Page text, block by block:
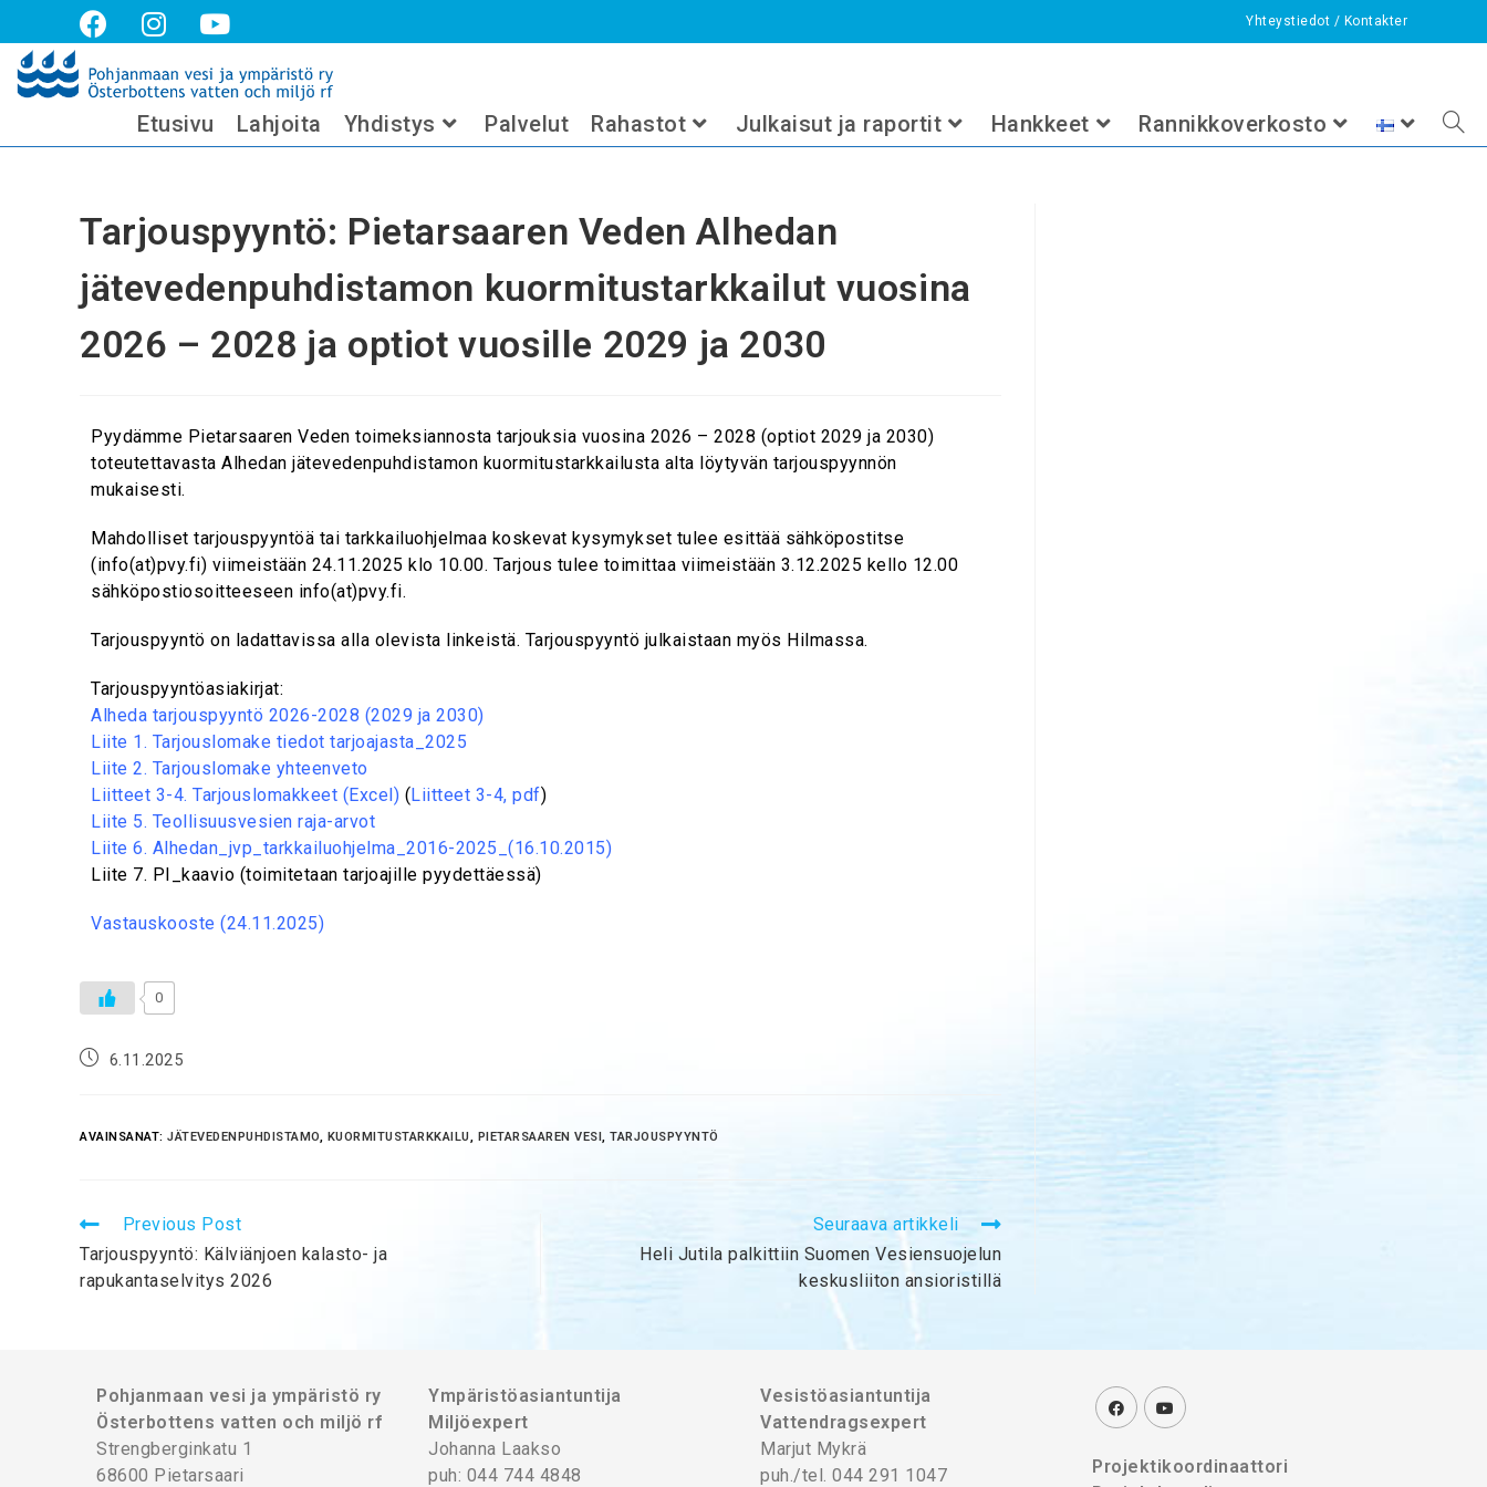
Yhteystiedot / Kontakter
Etusivu Lahjoita Yhdistys Palvelut Rahastot Julkaisut ja raportit Hankkeet Rannikkoverkosto
2028 ja optiot vuosille 2029 ja 2030
Tarjouspyyntö: Pietarsaaren Veden Alhedan
jätevedenpuhdistamon kuormitustarkkailut vuosina
2026 – 2028 ja optiot vuosille 2029 ja 2030
Pyydämme Pietarsaaren Veden toimeksiannosta tarjouksia vuosina 2026 – 2028 (optiot 2029 ja 2030)
toteutettavasta Alhedan jätevedenpuhdistamon kuormitustarkkailusta alta löytyvän tarjouspyynnön
mukaisesti.
Mahdolliset tarjouspyyntöä tai tarkkailuohjelmaa koskevat kysymykset tulee esittää sähköpostitse
(info(at)pvy.fi) viimeistään 24.11.2025 klo 10.00. Tarjous tulee toimittaa viimeistään 3.12.2025 kello 12.00
sähköpostiosoitteeseen info(at)pvy.fi.
Tarjouspyyntö on ladattavissa alla olevista linkeistä. Tarjouspyyntö julkaistaan myös Hilmassa.
Tarjouspyyntöasiakirjat:
Alheda tarjouspyyntö 2026-2028 (2029 ja 2030)
Liite 1. Tarjouslomake tiedot tarjoajasta_2025
Liite 2. Tarjouslomake yhteenveto
Liitteet 3-4. Tarjouslomakkeet (Excel) (Liitteet 3-4, pdf)
Liite 5. Teollisuusvesien raja-arvot
Liite 6. Alhedan_jvp_tarkkailuohjelma_2016-2025_(16.10.2015)
Liite 7. PI_kaavio (toimitetaan tarjoajille pyydettäessä)
Vastauskooste (24.11.2025)
0
6.11.2025
AVAINSANAT: JÄTEVEDENPUHDISTAMO, KUORMITUSTARKKAILU, PIETARSAAREN VESI, TARJOUSPYYNTÖ
Previous Post
Tarjouspyyntö: Kälviänjoen kalasto- ja
rapukantaselvitys 2026
Seuraava artikkeli
Heli Jutila palkittiin Suomen Vesiensuojelun
keskusliiton ansioristillä
Pohjanmaan vesi ja ympäristö ry
Österbottens vatten och miljö rf
Strengberginkatu 1
68600 Pietarsaari
Ympäristöasiantuntija
Miljöexpert
Johanna Laakso
puh: 044 744 4848
Vesistöasiantuntija
Vattendragsexpert
Marjut Mykrä
puh./tel. 044 291 1047
Projektikoordinaattori